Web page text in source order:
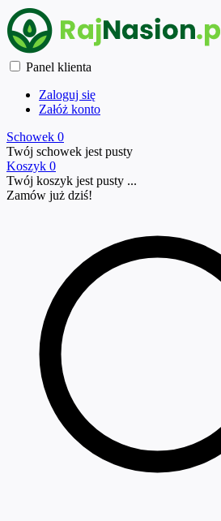
Panel klienta
Zaloguj się
Załóż konto
Schowek 0
Twój schowek jest pusty
Koszyk 0
Twój koszyk jest pusty ...
Zamów już dziś!